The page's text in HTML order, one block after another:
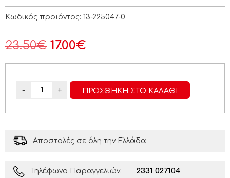
Κωδικός προϊόντος: 13-225047-0
23.50€ 17.00€
- + ΠΡΟΣΘΉΚΗ ΣΤΟ ΚΑΛΆΘΙ
Αποστολές σε όλη την Ελλάδα
Τηλέφωνο Παραγγελιών: 2331 027104